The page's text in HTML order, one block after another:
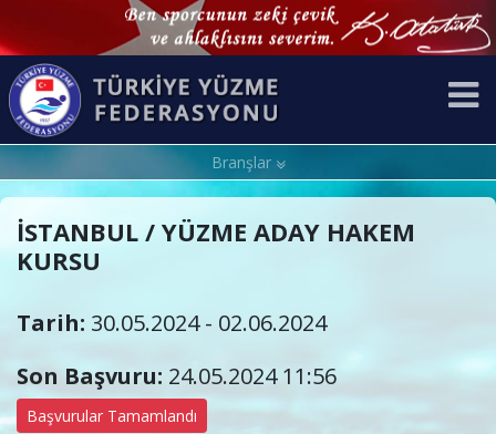
Branşlar
İSTANBUL / YÜZME ADAY HAKEM
KURSU
Tarih: 30.05.2024 - 02.06.2024
Son Başvuru: 24.05.2024 11:56
Başvurular Tamamlandı